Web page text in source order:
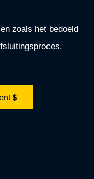
zoals het bedoeld